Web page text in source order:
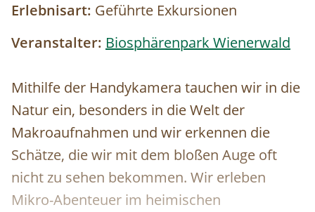
Erlebnisart: Geführte Exkursionen
Veranstalter: Biosphärenpark Wienerwald
Mithilfe der Handykamera tauchen wir in die
Natur ein, besonders in die Welt der
Makroaufnahmen und wir erkennen die
Schätze, die wir mit dem bloßen Auge oft
nicht zu sehen bekommen. Wir erleben
Mikro-Abenteuer im heimischen